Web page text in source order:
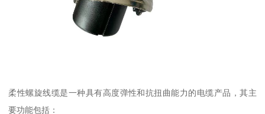
柔性螺旋线缆是一种具有高度弹性和抗扭曲能力的电缆产品，其主
要功能包括：